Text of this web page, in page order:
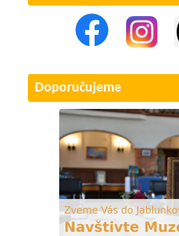
Doporučujeme